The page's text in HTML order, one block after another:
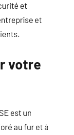
et
et
votre
est un
au fur et à